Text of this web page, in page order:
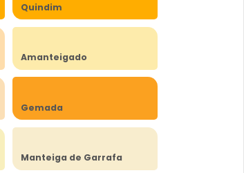
Quindim
Amanteigado
Gemada
Manteiga de Garrafa